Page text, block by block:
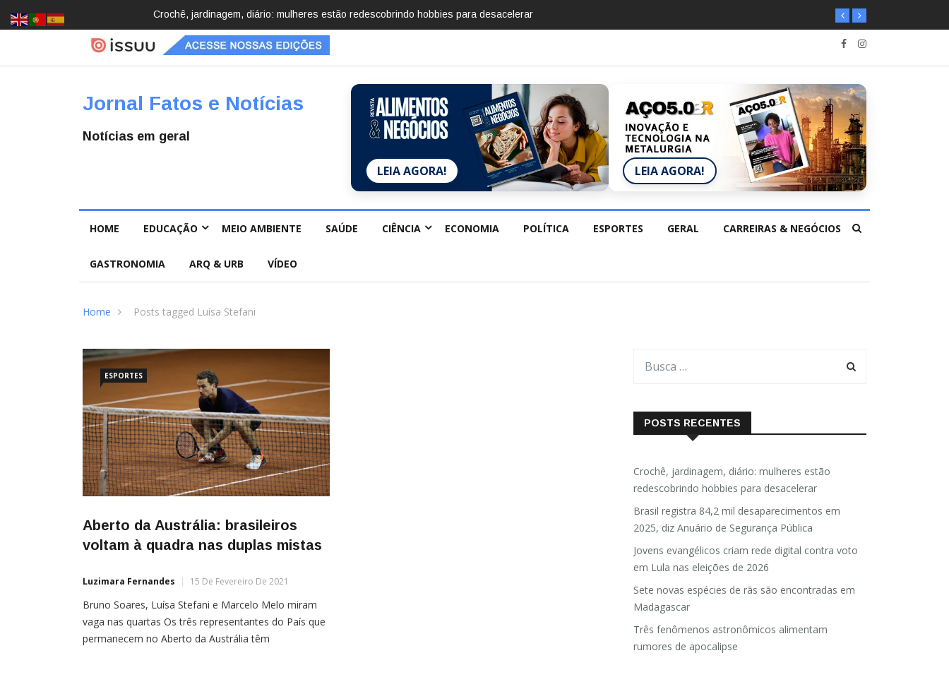
Brasil registra 84,2 mil desaparecimentos em 2025, diz Anuário de Segurança Pública
Jornal Fatos e Notícias
Notícias em geral
LEIA AGORA! LEIA AGORA!
HOME EDUCAÇÃO MEIO AMBIENTE SAÚDE CIÊNCIA ECONOMIA POLÍTICA ESPORTES GERAL CARREIRAS & NEGÓCIOS
GASTRONOMIA ARQ & URB VÍDEO
Home Posts tagged Luísa Stefani
ESPORTES
Aberto da Austrália: brasileiros
voltam à quadra nas duplas mistas
Luzimara Fernandes 15 De Fevereiro De 2021
Bruno Soares, Luísa Stefani e Marcelo Melo miram
vaga nas quartas Os três representantes do País que
permanecem no Aberto da Austrália têm
POSTS RECENTES
Crochê, jardinagem, diário: mulheres estão
redescobrindo hobbies para desacelerar
Brasil registra 84,2 mil desaparecimentos em
2025, diz Anuário de Segurança Pública
Jovens evangélicos criam rede digital contra voto
em Lula nas eleições de 2026
Sete novas espécies de rãs são encontradas em
Madagascar
Três fenômenos astronômicos alimentam
rumores de apocalipse